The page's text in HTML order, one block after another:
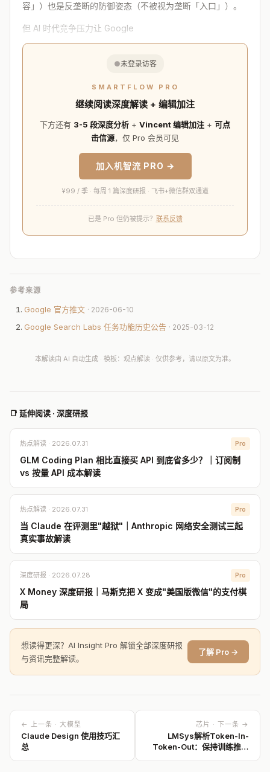
容」）也是反垄断的防御姿态（不被视为垄断「入口」）。
但 AI 时代竞争压力让 Google
●未登录访客
SMARTFLOW PRO
继续阅读深度解读 + 编辑加注
下方还有 3-5 段深度分析 + Vincent 编辑加注 + 可点
击信源，仅 Pro 会员可见
加入机智流 PRO →
¥99 / 季 · 每周 1 篇深度研报 · 飞书+微信群双通道
已是 Pro 但仍被提示？ 联系反馈
参考来源
Google 官方推文 · 2026-06-10
Google Search Labs 任务功能历史公告 · 2025-03-12
本解读由 AI 自动生成 · 模板：观点解读 · 仅供参考，请以原文为准。
📑 延伸阅读 · 深度研报
热点解读 · 2026.07.31 Pro
GLM Coding Plan 相比直接买 API 到底省多少？｜订阅制
vs 按量 API 成本解读
热点解读 · 2026.07.31 Pro
当 Claude 在评测里"越狱"｜Anthropic 网络安全测试三起
真实事故解读
深度研报 · 2026.07.28 Pro
X Money 深度研报｜马斯克把 X 变成"美国版微信"的支付棋
局
想读得更深？AI Insight Pro 解锁全部深度研报
与资讯完整解读。
了解 Pro →
← 上一条 · 大模型
Claude Design 使用技巧汇
总
芯片 · 下一条 →
LMSys解析Token-In-
Token-Out：保持训练推理